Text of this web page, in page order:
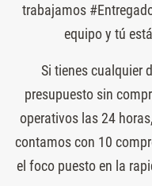
trabajamos
equipo y tú
Si tienes cualquier
presupuesto sin
operativos las 24
contamos con 10
el foco puesto en la